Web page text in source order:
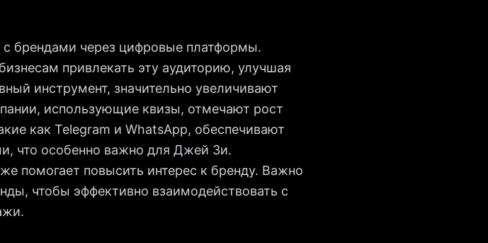
брендами через цифровые платформы.
привлекать эту аудиторию, улучшая
инструмент, значительно увеличивают
использующие квизы, отмечают рост
как Telegram и WhatsApp, обеспечивают
что особенно важно для Джей Зи.
помогает повысить интерес к бренду. Важно
чтобы эффективно взаимодействовать с